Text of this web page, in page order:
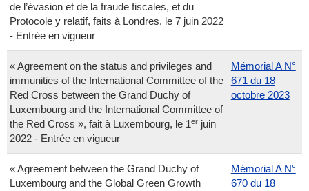
de l’évasion et de la fraude fiscales, et du
Protocole y relatif, faits à Londres, le 7 juin 2022
- Entrée en vigueur
« Agreement on the status and privileges and
immunities of the International Committee of the
Red Cross between the Grand Duchy of
Luxembourg and the International Committee of
the Red Cross », fait à Luxembourg, le 1erjuin
2022 - Entrée en vigueur
Mémorial A N°
671 du 18
octobre 2023
« Agreement between the Grand Duchy of
Luxembourg and the Global Green Growth
Mémorial A N°
670 du 18